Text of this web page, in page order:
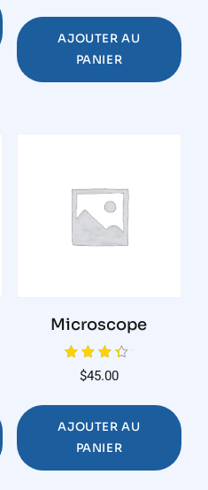
initial
était :
actuel
$16.00.
AJOUTER AU
PANIER
Microscope
Note
4.00
$45.00
AJOUTER AU
PANIER